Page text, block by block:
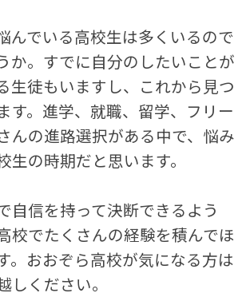
んでいる高校生は多くいるので
か。すでに自分のしたいことが
生徒もいますし、これから見つ
す。進学、就職、留学、フリー
んの進路選択がある中で、悩み
生の時期だと思います。
自信を持って決断できるよう
校でたくさんの経験を積んでほ
。おおぞら高校が気になる方は
しください。